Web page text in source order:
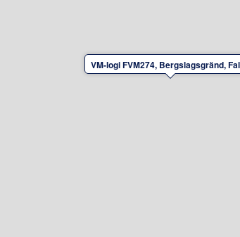
VM-logi FVM274, Bergslagsgränd,